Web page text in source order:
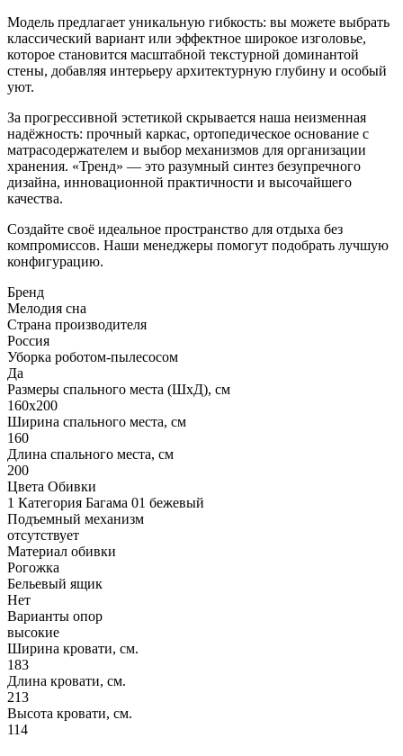
Модель предлагает уникальную гибкость: вы можете выбрать
классический вариант или эффектное широкое изголовье,
которое становится масштабной текстурной доминантой
стены, добавляя интерьеру архитектурную глубину и особый
уют.
За прогрессивной эстетикой скрывается наша неизменная
надёжность: прочный каркас, ортопедическое основание с
матрасодержателем и выбор механизмов для организации
хранения. «Тренд» — это разумный синтез безупречного
дизайна, инновационной практичности и высочайшего
качества.
Создайте своё идеальное пространство для отдыха без
компромиссов. Наши менеджеры помогут подобрать лучшую
конфигурацию.
Бренд
Мелодия сна
Страна производителя
Россия
Уборка роботом-пылесосом
Да
Размеры спального места (ШхД), см
160х200
Ширина спального места, см
160
Длина спального места, см
200
Цвета Обивки
1 Категория Багама 01 бежевый
Подъемный механизм
отсутствует
Материал обивки
Рогожка
Бельевый ящик
Нет
Варианты опор
высокие
Ширина кровати, см.
183
Длина кровати, см.
213
Высота кровати, см.
114